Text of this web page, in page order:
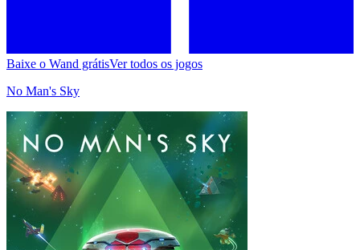
Baixe o Wand grátisVer todos os jogos
No Man's Sky